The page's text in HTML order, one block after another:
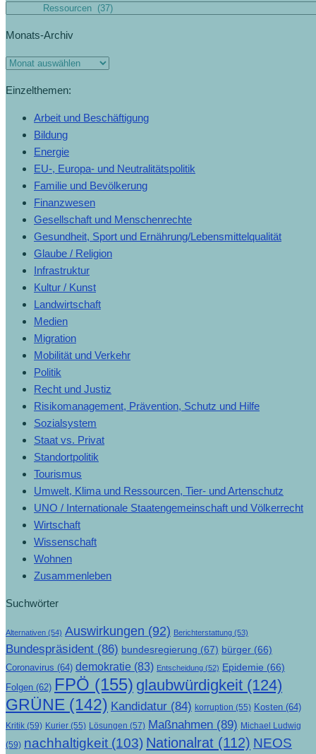
Kategorien
Monats-Archiv
Monats-
Einzelthemen:
Arbeit und Beschäftigung
Bildung
Energie
EU-, Europa- und Neutralitätspolitik
Familie und Bevölkerung
Finanzwesen
Gesellschaft und Menschenrechte
Gesundheit, Sport und Ernährung/Lebensmittelqualität
Glaube / Religion
Infrastruktur
Kultur / Kunst
Landwirtschaft
Medien
Migration
Mobilität und Verkehr
Politik
Recht und Justiz
Risikomanagement, Prävention, Schutz und Hilfe
Sozialsystem
Staat vs. Privat
Standortpolitik
Tourismus
Umwelt, Klima und Ressourcen, Tier- und Artenschutz
UNO / Internationale Staatengemeinschaft und Völkerrecht
Wirtschaft
Wissenschaft
Wohnen
Zusammenleben
Suchwörter
Alternativen (54) Auswirkungen (92) Berichterstattung (53)
Bundespräsident (86) bundesregierung (67) bürger (66)
Coronavirus (64) demokratie (83) Entscheidung (52) Epidemie (66)
Folgen (62) FPÖ (155) glaubwürdigkeit (124)
GRÜNE (142) Kandidatur (84) korruption (55) Kosten (64)
Kritik (59) Kurier (55) Lösungen (57) Maßnahmen (89) Michael Ludwig
(59) nachhaltigkeit (103) Nationalrat (112) NEOS